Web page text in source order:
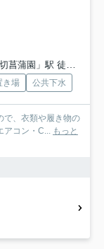
蒲園」駅 徒歩13分
き場 公共下水
で、衣類や履き物の
アコン・C... もっと